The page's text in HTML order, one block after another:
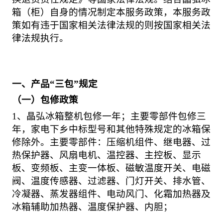
箱（柜）自身的情况制定本服务政策，本服务政
策如有违于国家相关法律法规的则按国家相关法
律法规执行。
一、产品“三包”规定
（一）包修政策
1、晶弘冰箱整机包修一年；主要零部件包修三
年，家电下乡中标型号和其他特殊规定的冰箱保
修除外。主要零部件：压缩机组件、继电器、过
热保护器、风扇电机、温控器、主控板、显示
板、变频板、主变一体板、磁敏温度开关、电磁
阀、温度传感器、过滤器、门灯开关、排水管、
冷凝器、蒸发器组件、电动风门、化霜加热器及
冰箱辅助加热器、温度保护器、内胆；